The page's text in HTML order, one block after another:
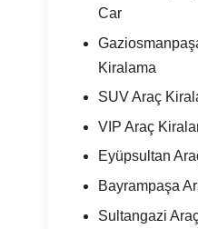
Car
Kiralama
SUV Araç
VIP Araç
Eyüpsultan
Bayrampaşa
Sultangazi